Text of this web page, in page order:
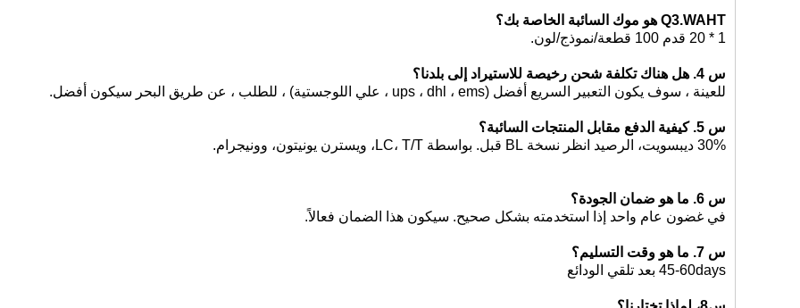
Q3.WAHT هو موك السائبة الخاصة بك؟
1 * 20 قدم 100 قطعة/نموذج/لون.
س 4. هل هناك تكلفة شحن رخيصة للاستيراد إلى بلدنا؟
للعينة ، سوف يكون التعبير السريع أفضل (ups ، dhl ، ems ، علي اللوجستية) ، للطلب ، عن طريق البحر سيكون أفضل.
س 5. كيفية الدفع مقابل المنتجات السائبة؟
30% ديبسويت، الرصيد انظر نسخة BL قبل. بواسطة LC، T/T، ويسترن يونيتون، وونيجرام.
س 6. ما هو ضمان الجودة؟
في غضون عام واحد إذا استخدمته بشكل صحيح. سيكون هذا الضمان فعالاً.
س 7. ما هو وقت التسليم؟
45-60days بعد تلقي الودائع